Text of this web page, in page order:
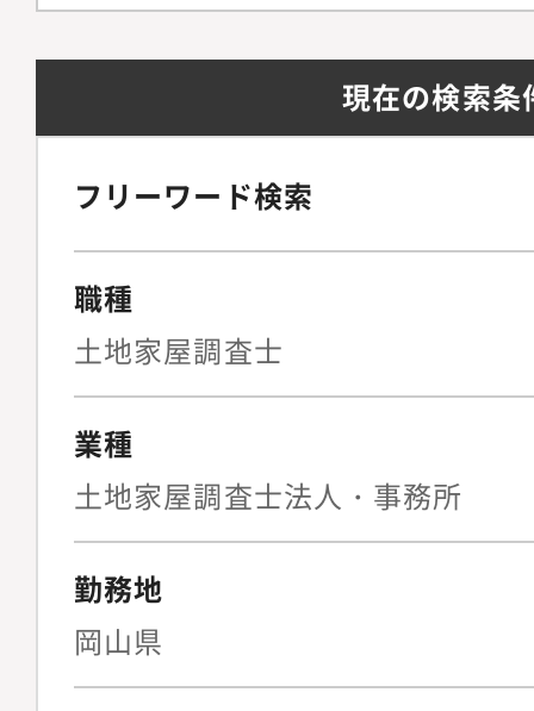
ングネオ（仙台、郡
①朝、メールをチェ
場に到着し、専用の
材を使って測量を開
いる位置の割り出し
入れる(杭打ち）④お
午後、次の現場に移
な測量ができないの
の特徴】大手ビルダ
などを通じて多くの
現在の検索条
フリーワード検索
職種
土地家屋調査士
業種
土地家屋調査士法人・事務所
勤務地
岡山県